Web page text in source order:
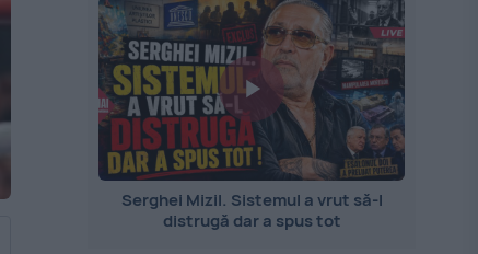
Serghei Mizil. Sistemul a vrut să-l
distrugă dar a spus tot